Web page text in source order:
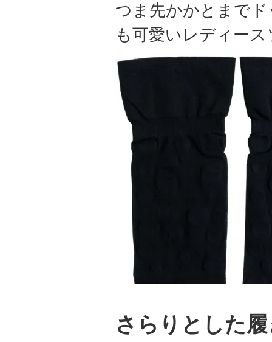
つま先かかとまで
も可愛いレディー
さらりとした